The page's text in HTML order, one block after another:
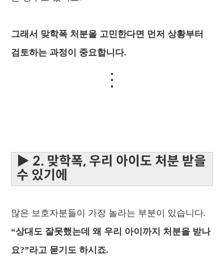
그래서 맞학폭 처분을 고민한다면 먼저 상황부터
검토하는 과정이 중요합니다.
⋮
▶ 2. 맞학폭, 우리 아이도 처분 받을
수 있기에
많은 보호자분들이 가장 놀라는 부분이 있습니다.
“상대도 잘못했는데 왜 우리 아이까지 처분을 받나
요?”라고 묻기도 하시죠.